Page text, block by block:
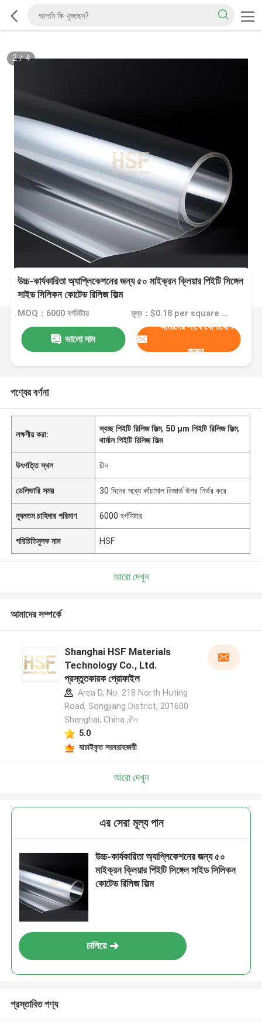
2/4
উচ্চ-কার্যকারিতা অ্যাপ্লিকেশনের জন্য ৫০ মাইক্রন ক্লিয়ার পিইটি সিঙ্গেল
সাইড সিলিকন কোটেড রিলিজ ফিল্ম
MOQ：6000 বর্গমিটার মূল্য：$0.18 per square meter for quantities less than 100,000 square meters on FOB Shanghai basis
ভালো দাম
আমাদের সাথে যোগাযোগ
করুন
পণ্যের বর্ণনা
লক্ষণীয় করা:
স্বচ্ছ পিইটি রিলিজ ফিল্ম, 50 μm পিইটি রিলিজ ফিল্ম,
থার্মাল পিইটি রিলিজ ফিল্ম
উৎপত্তি স্থল চীন
ডেলিভারি সময় 30 দিনের মধ্যে কাঁচামাল রিজার্ভ উপর নির্ভর করে
ন্যূনতম চাহিদার পরিমাণ 6000 বর্গমিটার
পরিচিতিমুলক নাম HSF
আরো দেখুন
আমাদের সম্পর্কে
Shanghai HSF Materials
Technology Co., Ltd.
প্রস্তুতকারক প্রোফাইল
Area D, No. 218 North Huting
Road, Songjiang District, 201600
Shanghai, China ,চীন
5.0
যাচাইকৃত সরবরাহকারী
আরো দেখুন
এর সেরা মূল্য পান
উচ্চ-কার্যকারিতা অ্যাপ্লিকেশনের জন্য ৫০
মাইক্রন ক্লিয়ার পিইটি সিঙ্গেল সাইড সিলিকন
কোটেড রিলিজ ফিল্ম
চালিয়ে
প্রস্তাবিত পণ্য